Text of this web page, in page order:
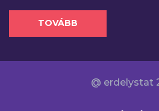
TOVÁBB
@ erdelystat